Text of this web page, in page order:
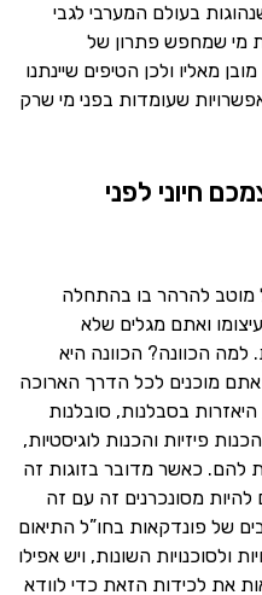
בעולם המערבי לגבי
מי שמחפש פתרון של
מאליו ולכן הטיפים שיינתנו
שעומדות בפני מי שרק
חיוני לפני
מוטב להרהר בו בהתחלה
ואתם מגלים שלא
הכוונה? הכוונה היא
מוכנים לכל הדרך הארוכה
בסבלנות, סובלנות
פיזיות והכנות לוגיסטיות,
להם. כאשר מדובר בזוגות זה
מסונכרנים זה עם זה
של פונדקאות בחו”ל התיאום
ולסוכנויות השונות, ויש אפילו
את לכידות הזאת כדי לוודא